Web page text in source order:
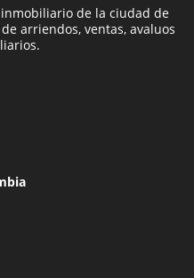
de la ciudad de
arriendos, ventas, avaluos